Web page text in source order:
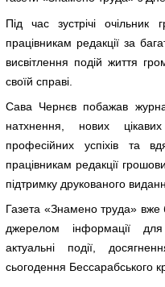
Під час зустрічі
працівникам редакції за
висвітлення подій життя
своїй справі.
Сава Чернєв побажав
натхнення, нових цікавих
професійних успіхів та
працівникам редакції
підтримку друкованого
Газета «Знамено труда» вже
джерелом інформації
актуальні події,
сьогодення Бессарабського